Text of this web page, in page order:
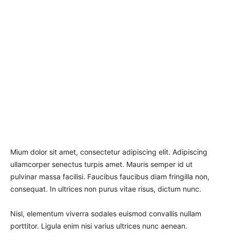
Mium dolor sit amet, consectetur adipiscing elit. Adipiscing
ullamcorper senectus turpis amet. Mauris semper id ut
pulvinar massa facilisi. Faucibus faucibus diam fringilla non,
consequat. In ultrices non purus vitae risus, dictum nunc.
Nisl, elementum viverra sodales euismod convallis nullam
porttitor. Ligula enim nisi varius ultrices nunc aenean.